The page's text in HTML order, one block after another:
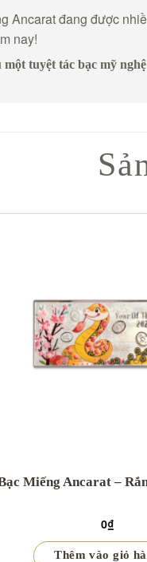
Ancarat đang được
nay!
tuyệt tác bạc mỹ
Miếng Ancarat –
0₫
Thêm vào giỏ